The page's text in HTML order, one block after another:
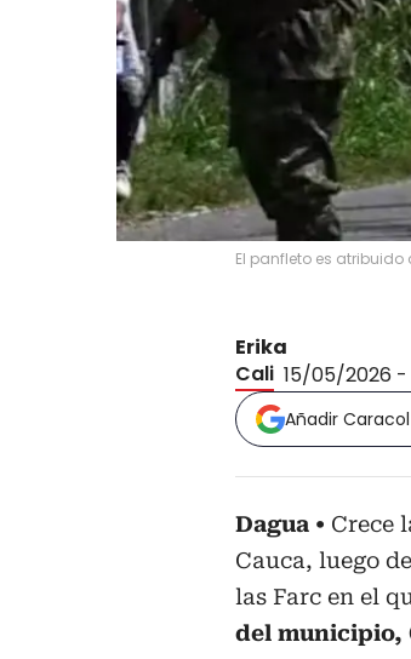
El panfleto es
Erika
Cali 15/05/2026 -
Añadir
Dagua Crece
Cauca, luego
las Farc en el
del municipio,